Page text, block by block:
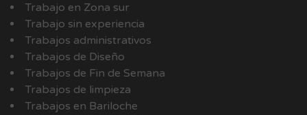
Trabajo en Zona sur
Trabajo sin experiencia
Trabajos administrativos
Trabajos de Diseño
Trabajos de Fin de Semana
Trabajos de limpieza
Trabajos en Bariloche